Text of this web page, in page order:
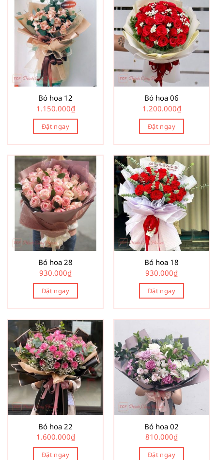
Bó hoa 12
1.150.000₫
Đặt ngay
Bó hoa 06
1.200.000₫
Đặt ngay
Bó hoa 28
930.000₫
Đặt ngay
Bó hoa 18
930.000₫
Đặt ngay
Bó hoa 22
1.600.000₫
Đặt ngay
Bó hoa 02
810.000₫
Đặt ngay